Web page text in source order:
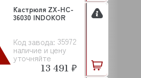
Код завода: 35972
наличие и цену
уточняйте
Кастрюля ZX-HC-
36030 INDOKOR
13 491 ₽